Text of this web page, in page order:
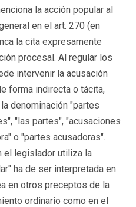
la acción popular al
en el art. 270 (en
la cita expresamente
procesal. Al regular los
intervenir la acusación
forma indirecta o tácita,
denominación "partes
"las partes", "acusaciones
o "partes acusadoras".
el legislador utiliza la
ha de ser interpretada en
en otros preceptos de la
ordinario como en el